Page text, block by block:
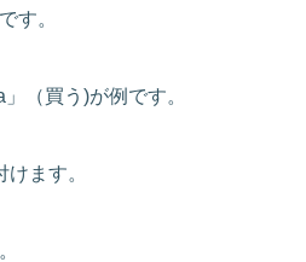
す。
（買う)が例です。
ます。